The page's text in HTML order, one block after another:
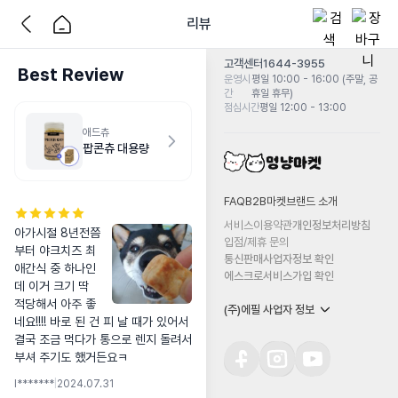
리뷰
Best Review
애드츄
팝콘츄 대용량
아가시절 8년전쯤
부터 야크치즈 최
애간식 중 하나인
데 이거 크기 딱
적당해서 아주 좋
네요!!!! 바로 된 건 피 날 때가 있어서
결국 조금 먹다가 통으로 렌지 돌려서
부셔 주기도 했거든요ㅋ
l******* 2024.07.31
고객센터1644-3955
운영시
간
평일 10:00 - 16:00 (주말, 공
휴일 휴무)
점심시간평일 12:00 - 13:00
FAQB2B마켓 브랜드 소개
서비스이용약관개인정보처리방침
입점/제휴 문의
통신판매사업자정보 확인
에스크로서비스가입 확인
(주)에필 사업자 정보